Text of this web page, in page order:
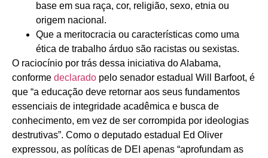
base em sua raça, cor, religião, sexo, etnia ou
origem nacional.
Que a meritocracia ou características como uma
ética de trabalho árduo são racistas ou sexistas.
O raciocínio por trás dessa iniciativa do Alabama,
conforme declarado pelo senador estadual Will Barfoot, é
que “a educação deve retornar aos seus fundamentos
essenciais de integridade acadêmica e busca de
conhecimento, em vez de ser corrompida por ideologias
destrutivas”. Como o deputado estadual Ed Oliver
expressou, as políticas de DEI apenas “aprofundam as